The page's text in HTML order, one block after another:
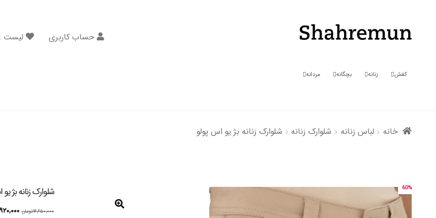
پرش
پرش
حساب کاربری لیست
کفش زنانه بچگانه مردانه
خانه لباس زنانه شلوارک زنانه شلوارک زنانه بژ یو اس پولو
60% شلوارک زنانه بژ
۱۴,۶۵۰,۰۰۰تومان قیمت